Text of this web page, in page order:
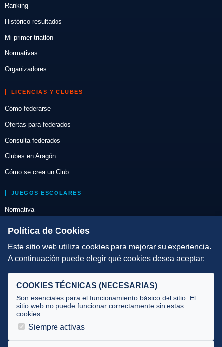
Ranking
Histórico resultados
Mi primer triatlón
Normativas
Organizadores
LICENCIAS Y CLUBES
Cómo federarse
Ofertas para federados
Consulta federados
Clubes en Aragón
Cómo se crea un Club
JUEGOS ESCOLARES
Normativa
Escuelas de Triatlón
DIRECCIÓN TÉCNICA
Selecciones
Tecnificación
JUECES Y OFICIALES
Política de Cookies
Este sitio web utiliza cookies para mejorar su experiencia.
A continuación puede elegir qué cookies desea aceptar:
COOKIES TÉCNICAS (NECESARIAS)
Son esenciales para el funcionamiento básico del sitio. El
sitio web no puede funcionar correctamente sin estas
cookies.
Siempre activas